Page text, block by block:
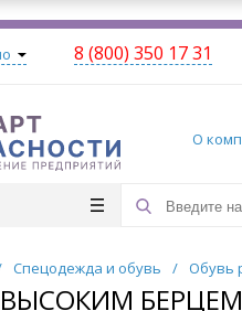
8 (800) 350 17 31
О
Спецодежда и обувь / Обувь